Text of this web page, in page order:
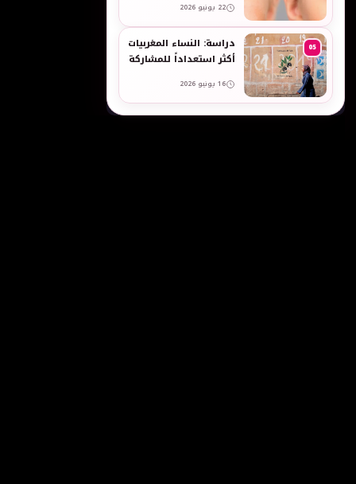
بالبشرة الحساسة -
taroudant press
22 يونيو 2026
05
دراسة: النساء المغربيات
أكثر استعداداً للمشاركة
بالرجال
16 يونيو 2026